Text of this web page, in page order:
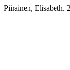
Piirainen, Elisabeth.